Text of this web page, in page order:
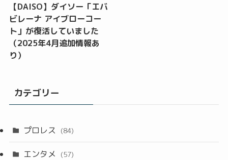
【DAISO】ダイソー「エバ
ビレーナ アイブローコー
ト」が復活していました
（2025年4月追加情報あ
り）
カテゴリー
プロレス (84)
エンタメ (57)